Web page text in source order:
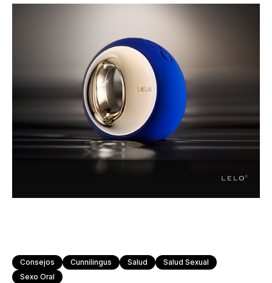
Consejos Cunnilingus Salud
Salud Sexual
Sexo Oral